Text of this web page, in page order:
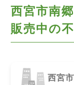
西宮市南
販売中の
西宮